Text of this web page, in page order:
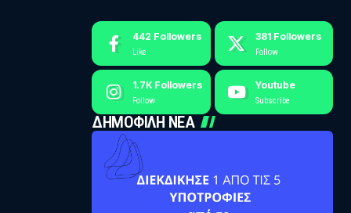
442 Followers
Like
381 Followers
Follow
1.7K Followers
Follow
Youtube
Subscribe
ΔΗΜΟΦΙΛΗ ΝΕΑ